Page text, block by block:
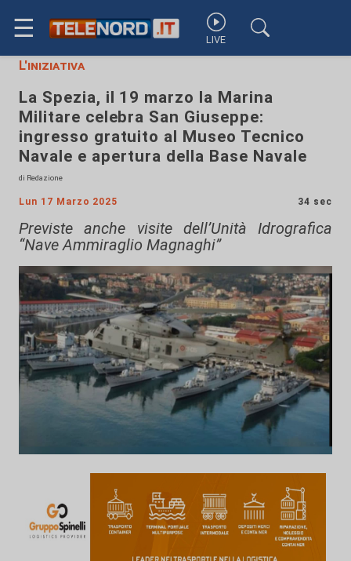
☰ LIVE
L'iniziativa
La Spezia, il 19 marzo la Marina
Militare celebra San Giuseppe:
ingresso gratuito al Museo Tecnico
Navale e apertura della Base Navale
di Redazione
Lun 17 Marzo 2025 34 sec
Previste anche visite dell’Unità Idrografica
“Nave Ammiraglio Magnaghi”